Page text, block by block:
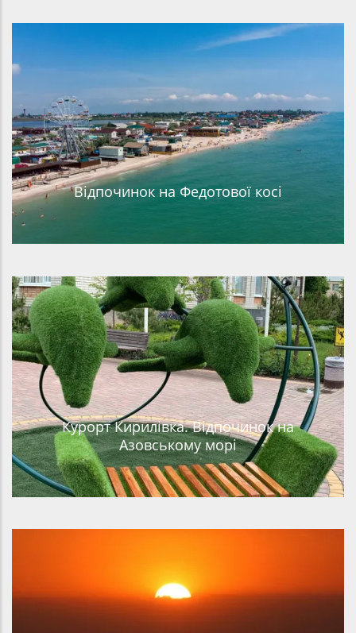
Відпочинок на Федотової косі
Курорт Кирилівка. Відпочинок на
Азовському морі